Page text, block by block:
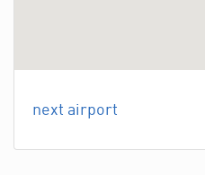
next airport